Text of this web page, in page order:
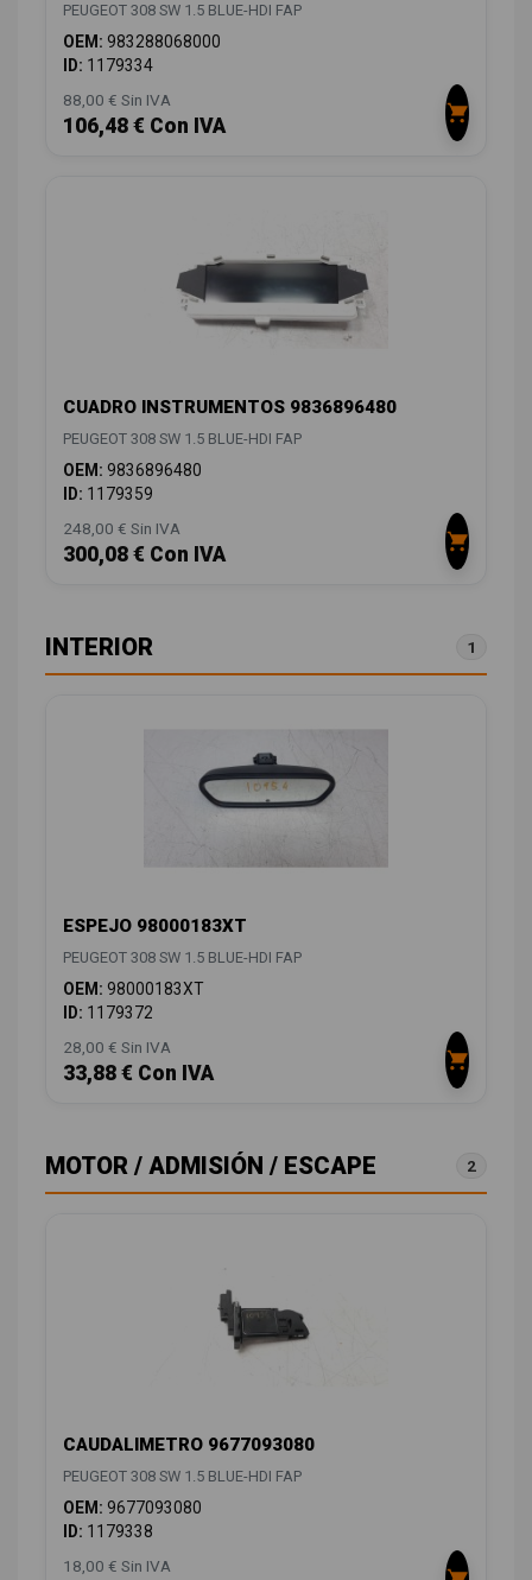
PEUGEOT 308 SW 1.5 BLUE-HDI FAP
OEM: 983288068000
ID: 1179334
88,00 € Sin IVA
106,48 € Con IVA
CUADRO INSTRUMENTOS 9836896480
PEUGEOT 308 SW 1.5 BLUE-HDI FAP
OEM: 9836896480
ID: 1179359
248,00 € Sin IVA
300,08 € Con IVA
INTERIOR 1
ESPEJO 98000183XT
PEUGEOT 308 SW 1.5 BLUE-HDI FAP
OEM: 98000183XT
ID: 1179372
28,00 € Sin IVA
33,88 € Con IVA
MOTOR / ADMISIÓN / ESCAPE 2
CAUDALIMETRO 9677093080
PEUGEOT 308 SW 1.5 BLUE-HDI FAP
OEM: 9677093080
ID: 1179338
18,00 € Sin IVA